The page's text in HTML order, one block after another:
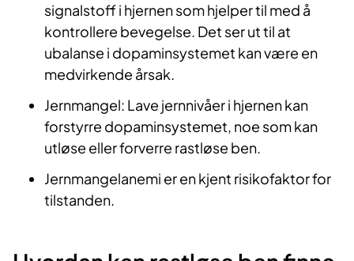
signalstoff i hjernen som hjelper til med å
kontrollere bevegelse. Det ser ut til at
ubalanse i dopaminsystemet kan være en
medvirkende årsak.
Jernmangel: Lave jernnivåer i hjernen kan
forstyrre dopaminsystemet, noe som kan
utløse eller forverre rastløse ben.
Jernmangelanemi er en kjent risikofaktor for
tilstanden.